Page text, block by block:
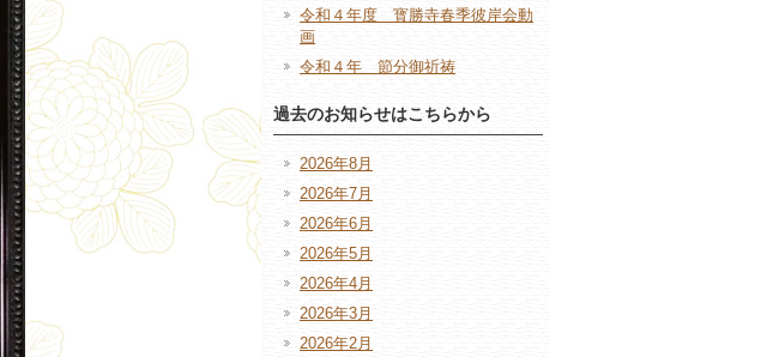
令和４年度 寳勝寺春季彼岸会動
画
令和４年 節分御祈祷
過去のお知らせはこちらから
2026年8月
2026年7月
2026年6月
2026年5月
2026年4月
2026年3月
2026年2月